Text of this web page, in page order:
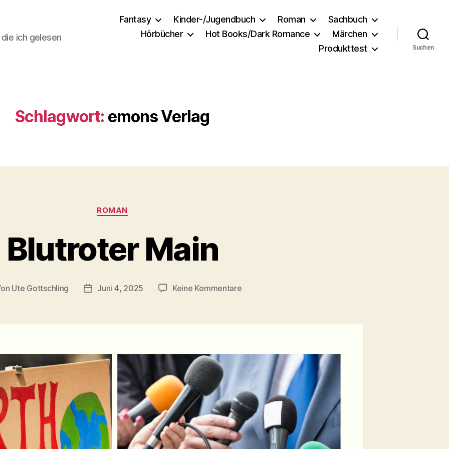
ich gelesen
Fantasy Kinder-/Jugendbuch Roman
Sachbuch
Hörbücher
Hot Books/Dark Romance
Märchen
Produkttest
Suchen
Schlagwort: emons Verlag
Kategorien
ROMAN
Blutroter Main
Ute Gottschling Veröffentlichungsdatum
Juni 4, 2025 Keine Kommentarezu